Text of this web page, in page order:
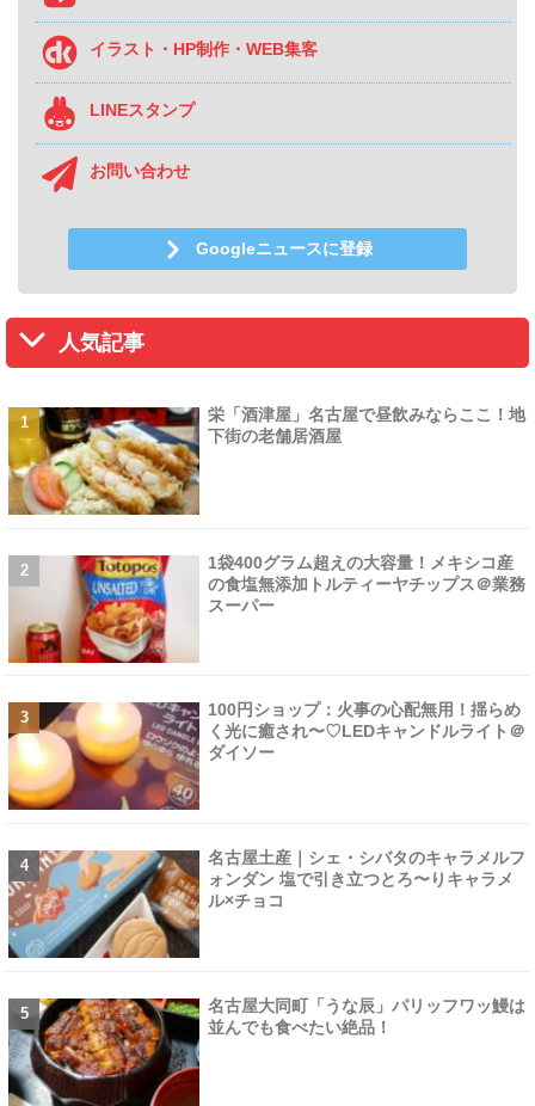
イラスト・HP制作・WEB集客
LINEスタンプ
お問い合わせ
Googleニュースに登録
人気記事
栄「酒津屋」名古屋で昼飲みならここ！地
下街の老舗居酒屋
1袋400グラム超えの大容量！メキシコ産
の食塩無添加トルティーヤチップス＠業務
スーパー
100円ショップ：火事の心配無用！揺らめ
く光に癒され〜♡LEDキャンドルライト＠
ダイソー
名古屋土産｜シェ・シバタのキャラメルフ
ォンダン 塩で引き立つとろ〜りキャラメ
ル×チョコ
名古屋大同町「うな辰」パリッフワッ鰻は
並んでも食べたい絶品！